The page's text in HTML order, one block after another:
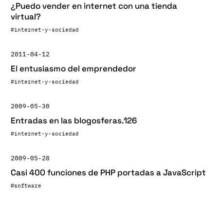
¿Puedo vender en internet con una tienda
virtual?
#internet-y-sociedad
2011-04-12
El entusiasmo del emprendedor
#internet-y-sociedad
2009-05-30
Entradas en las blogosferas.126
#internet-y-sociedad
2009-05-28
Casi 400 funciones de PHP portadas a JavaScript
#software